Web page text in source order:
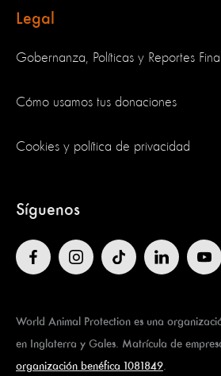
Legal
Gobernanza, Políticas y Reportes
Cómo usamos tus donaciones
Cookies y política de privacidad
Síguenos
World Animal Protection es una
en Inglaterra y Gales. Matrícula de
organización benéfica 1081849.